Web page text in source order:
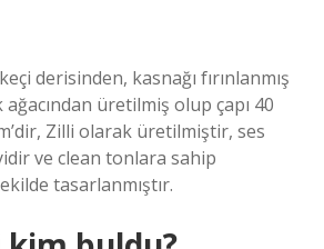
derisinden, kasnağı fırınlanmış
üretilmiş olup çapı 40
Zilli olarak üretilmiştir, ses
ve clean tonlara sahip
tasarlanmıştır.